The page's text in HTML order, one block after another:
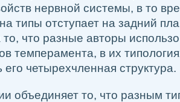
нервной системы, в то
типы отступает на задний
что разные авторы
темперамента, в их
его четырехчленная структура.
объединяет то, что разным